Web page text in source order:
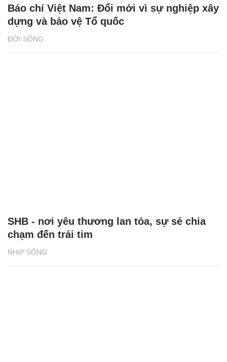
ĐỜI SỐNG
Báo chí Việt Nam: Đổi mới vì sự nghiệp xây
dựng và bảo vệ Tổ quốc
NHỊP SỐNG
SHB - nơi yêu thương lan tỏa, sự sẻ chia
chạm đến trái tim